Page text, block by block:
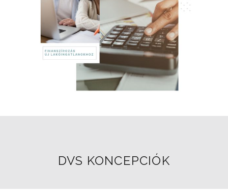
DVS KONCEPCIÓK